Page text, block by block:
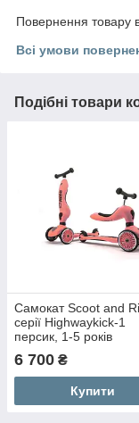
Повернення товару
Всі умови
Подібні товари
Самокат Scoot and
серії Highwaykick-1
персик, 1-5 років
6 700 ₴
Купити